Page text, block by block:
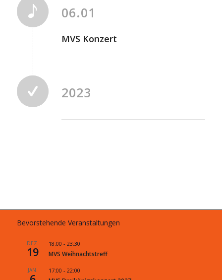
06.01
MVS Konzert
2023
Bevorstehende Veranstaltungen
DEZ.
19
18:00 - 23:30
MVS Weihnachtstreff
JAN. 17:00 - 22:00